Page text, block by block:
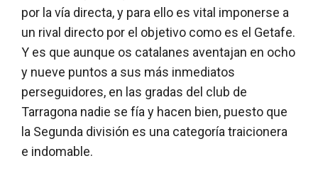
por la vía directa, y para ello es vital imponerse a
un rival directo por el objetivo como es el Getafe.
Y es que aunque os catalanes aventajan en ocho
y nueve puntos a sus más inmediatos
perseguidores, en las gradas del club de
Tarragona nadie se fía y hacen bien, puesto que
la Segunda división es una categoría traicionera
e indomable.